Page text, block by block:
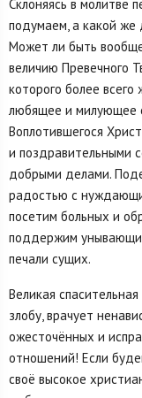
Склоняясь в молитве
подумаем, а какой
Может ли быть
величию Превечного
которого более
любящее и милующее
Воплотившегося
и поздравительными
добрыми делами.
радостью с
посетим больных и
поддержим
печали сущих.
Великая
злобу, врачует
ожесточённых и
отношений! Если
своё высокое